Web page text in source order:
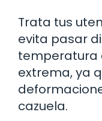
Trata tus
evita pasar
temperatura
extrema, ya
cazuela.